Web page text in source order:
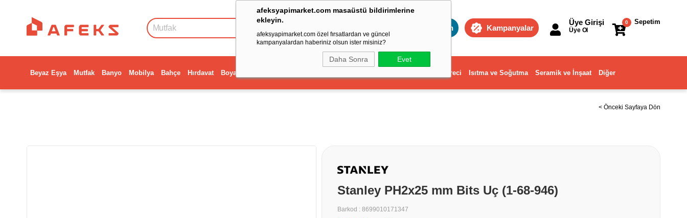
afeksyapimarket.com masaüstü bildirimlerine
ekleyin.
afeksyapimarket.com özel fırsatlardan ve güncel
kampanyalardan haberiniz olsun ister misiniz?
Daha Sonra Evet
Toptan Kampanyalar
Sepetim
0
Üye Girişi
Üye Ol
Beyaz Eşya Mutfak Banyo Mobilya Bahçe Hırdavat Boya Dekorasyon ve Ev Gereci Isıtma ve Soğutma Seramik ve İnşaat Diğer
< Önceki Sayfaya Dön
Stanley PH2x25 mm Bits Uç (1-68-946)
Barkod : 8699010171347